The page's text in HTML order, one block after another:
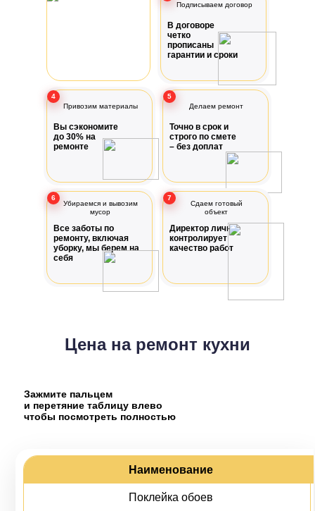
Подписываем договор
В договоре
четко
прописаны
гарантии и сроки
4
Привозим материалы
Вы сэкономите
до 30% на
ремонте
5
Делаем ремонт
Точно в срок и
строго по смете
– без доплат
6
Убираемся и вывозим
мусор
Все заботы по
ремонту, включая
уборку, мы берем на
себя
7
Сдаем готовый
объект
Директор лично
контролирует
качество работ
Цена на ремонт кухни
Зажмите пальцем
и перетяние таблицу влево
чтобы посмотреть полностью
Наименование
Поклейка обоев